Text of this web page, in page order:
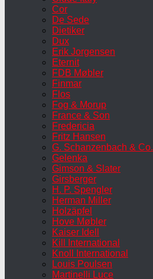
Cor
De Sede
Dietiker
Dux
Erik Jorgensen
Eternit
FDB Møbler
Finmar
Flos
Fog & Morup
France & Son
Fredericia
Fritz Hansen
G. Schanzenbach & Co.
Gelenka
Gimson & Slater
Girsberger
H. P. Spengler
Herman Miller
Holzäpfel
Hove Møbler
Kaiser Idell
Kill International
Knoll International
Louis Poulsen
Martinelli Luce